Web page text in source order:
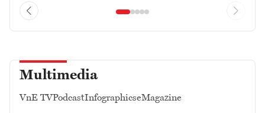
Multimedia
VnE TVPodcastInfographicseMagazine